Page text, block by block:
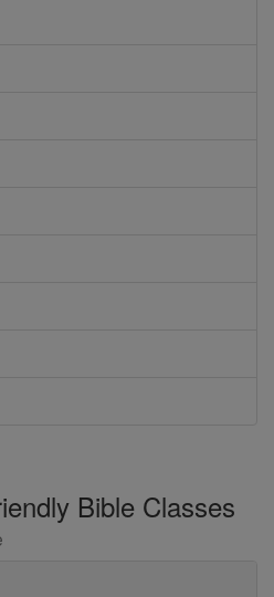
Bible Classes